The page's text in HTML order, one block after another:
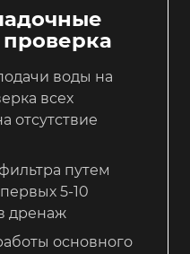
воды на
всех
отсутствие
путем
5-10
дренаж
основного